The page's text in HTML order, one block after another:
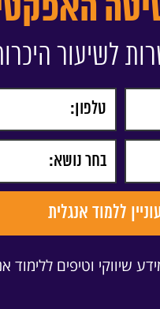
לשיעור
שיווקי וטיפים ללימוד